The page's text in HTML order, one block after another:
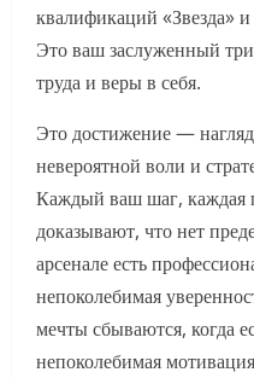
квалификаций «Звезда»
Это ваш заслуженный
труда и веры в себя.
Это достижение —
невероятной воли и
Каждый ваш шаг, каждая
доказывают, что нет
арсенале есть
непоколебимая
мечты сбываются, когда
непоколебимая